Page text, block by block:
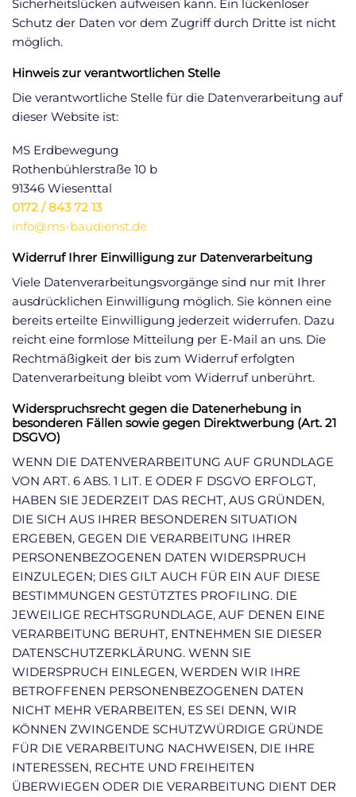
Sicherheitslücken aufweisen kann. Ein lückenloser
Schutz der Daten vor dem Zugriff durch Dritte ist nicht
möglich.
Hinweis zur verantwortlichen Stelle
Die verantwortliche Stelle für die Datenverarbeitung auf
dieser Website ist:
MS Erdbewegung
Rothenbühlerstraße 10 b
91346 Wiesenttal
0172 / 843 72 13
info@ms-baudienst.de
Widerruf Ihrer Einwilligung zur Datenverarbeitung
Viele Datenverarbeitungsvorgänge sind nur mit Ihrer
ausdrücklichen Einwilligung möglich. Sie können eine
bereits erteilte Einwilligung jederzeit widerrufen. Dazu
reicht eine formlose Mitteilung per E-Mail an uns. Die
Rechtmäßigkeit der bis zum Widerruf erfolgten
Datenverarbeitung bleibt vom Widerruf unberührt.
Widerspruchsrecht gegen die Datenerhebung in
besonderen Fällen sowie gegen Direktwerbung (Art. 21
DSGVO)
WENN DIE DATENVERARBEITUNG AUF GRUNDLAGE
VON ART. 6 ABS. 1 LIT. E ODER F DSGVO ERFOLGT,
HABEN SIE JEDERZEIT DAS RECHT, AUS GRÜNDEN,
DIE SICH AUS IHRER BESONDEREN SITUATION
ERGEBEN, GEGEN DIE VERARBEITUNG IHRER
PERSONENBEZOGENEN DATEN WIDERSPRUCH
EINZULEGEN; DIES GILT AUCH FÜR EIN AUF DIESE
BESTIMMUNGEN GESTÜTZTES PROFILING. DIE
JEWEILIGE RECHTSGRUNDLAGE, AUF DENEN EINE
VERARBEITUNG BERUHT, ENTNEHMEN SIE DIESER
DATENSCHUTZERKLÄRUNG. WENN SIE
WIDERSPRUCH EINLEGEN, WERDEN WIR IHRE
BETROFFENEN PERSONENBEZOGENEN DATEN
NICHT MEHR VERARBEITEN, ES SEI DENN, WIR
KÖNNEN ZWINGENDE SCHUTZWÜRDIGE GRÜNDE
FÜR DIE VERARBEITUNG NACHWEISEN, DIE IHRE
INTERESSEN, RECHTE UND FREIHEITEN
ÜBERWIEGEN ODER DIE VERARBEITUNG DIENT DER